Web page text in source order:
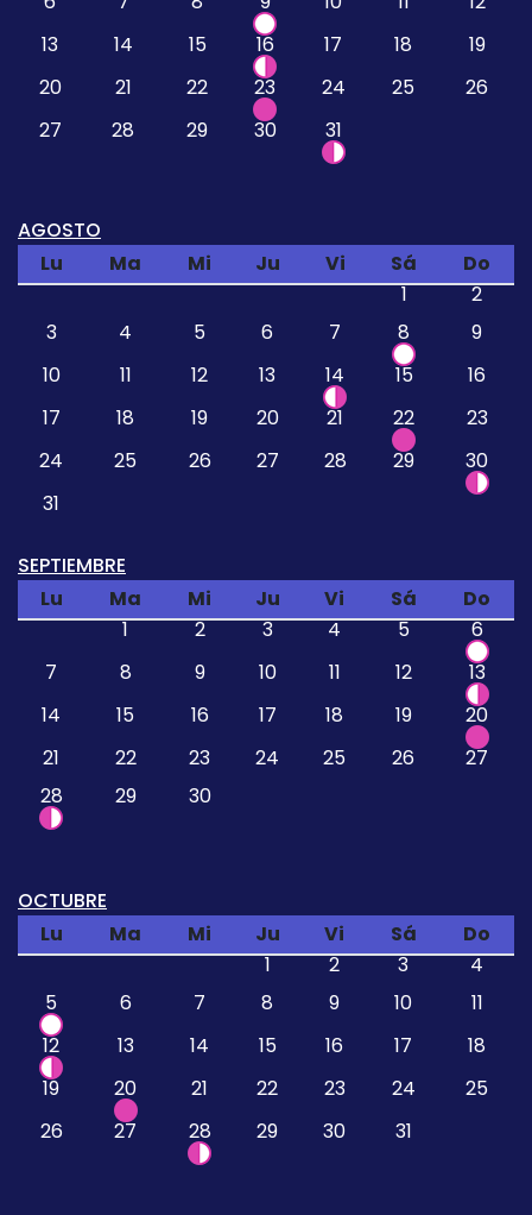
13
14 15 16 17 18
19
20
21 22 23 24 25
26
27
28 29 30 31
AGOSTO
Lu
Ma Mi Ju Vi Sá
Do
1
2
3
4 5 6 7 8
9
10
11 12 13 14 15
16
17
18 19 20 21 22
23
24
25 26 27 28 29
30
31
SEPTIEMBRE
Lu
Ma Mi Ju Vi Sá
Do
1
2 3 4 5
6
7
8 9 10 11 12
13
14
15 16 17 18 19
20
21
22 23 24 25 26
27
28
29 30
OCTUBRE
Lu
Ma Mi Ju Vi Sá
Do
1
2 3
4
5
6 7 8 9 10
11
12
13 14 15 16 17
18
19
20 21 22 23 24
25
26
27 28 29 30 31